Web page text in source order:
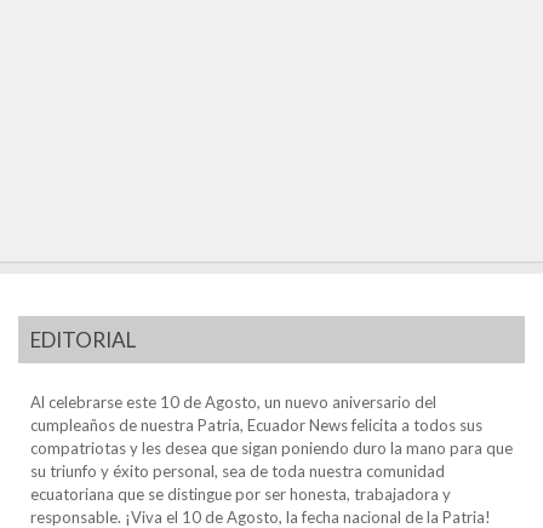
EDITORIAL
Al celebrarse este 10 de Agosto, un nuevo aniversario del
cumpleaños de nuestra Patria, Ecuador News felicita a todos sus
compatriotas y les desea que sigan poniendo duro la mano para que
su triunfo y éxito personal, sea de toda nuestra comunidad
ecuatoriana que se distingue por ser honesta, trabajadora y
responsable. ¡Viva el 10 de Agosto, la fecha nacional de la Patria!